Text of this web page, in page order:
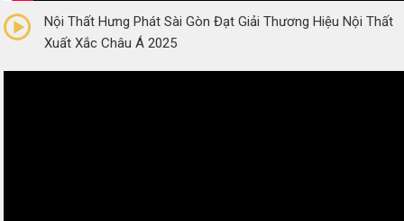
Nội Thất Hưng Phát Sài Gòn Đạt Giải Thương Hiệu Nội Thất
Xuất Xắc Châu Á 2025